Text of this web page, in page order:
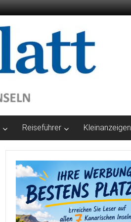
Reiseführer Kleinanzeigen